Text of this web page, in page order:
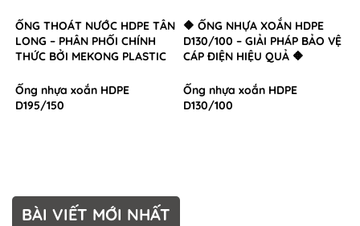
ỐNG THOÁT NƯỚC HDPE TÂN
LONG – PHÂN PHỐI CHÍNH
THỨC BỞI MEKONG PLASTIC
🔶 ỐNG NHỰA XOẮN HDPE
D130/100 – GIẢI PHÁP BẢO VỆ
CÁP ĐIỆN HIỆU QUẢ 🔶
Ống nhựa xoắn HDPE
D195/150
Ống nhựa xoắn HDPE
D130/100
BÀI VIẾT MỚI NHẤT